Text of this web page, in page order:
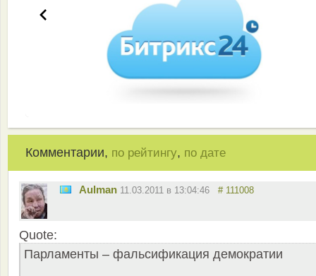
Комментарии, по рейтингу, по дате
Aulman 11.03.2011 в 13:04:46 # 111008
Quote:
Парламенты – фальсификация демократии